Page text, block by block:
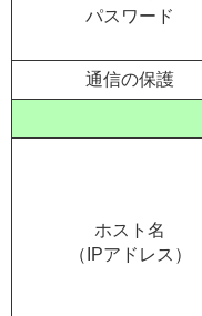
パスワード
通信の保護
ホスト名
（IPアドレス）